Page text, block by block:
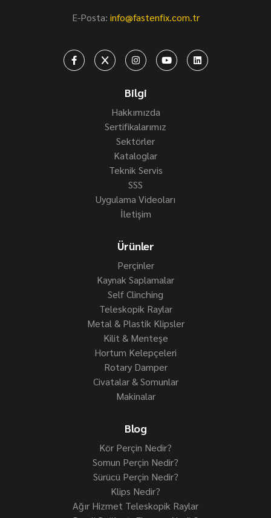
E-Posta: info@fastenfix.com.tr
Bilgi
Hakkımızda
Sertifikalarımız
Sektörler
Kataloglar
Teknik Servis
SSS
Uygulama Videoları
İletişim
Ürünler
Perçinler
Kaynak Saplamalar
Self Clinching
Teleskopik Raylar
Metal & Plastik Klipsler
Kilit & Menteşe
Hortum Kelepçeleri
Rotary Damper
Civatalar & Somunlar
Makinalar
Blog
Kör Perçin Nedir?
Somun Perçin Nedir?
Sürücü Perçin Nedir?
Klips Nedir?
Ağır Hizmet Teleskopik Raylar